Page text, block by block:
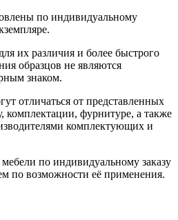
по индивидуальному
их различия и более быстрого
образцов не являются
знаком.
отличаться от представленных
комплектации, фурнитуре, а также
комплектующих и
по индивидуальному заказу
по возможности её применения.